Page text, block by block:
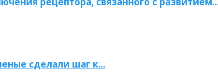
сделали шаг к…